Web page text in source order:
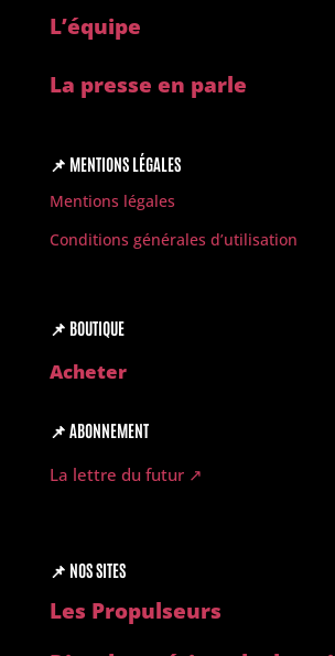
L’équipe
La presse en parle
📌 MENTIONS LÉGALES
Mentions légales
Conditions générales d’utilisation
📌 BOUTIQUE
Acheter
📌 ABONNEMENT
La lettre du futur ↗︎
📌 NOS SITES
Les Propulseurs